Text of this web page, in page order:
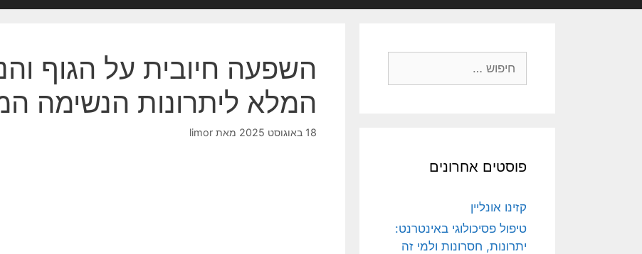
השפעה חיובית על הגוף
המלא ליתרונות הנשימה
18 באוגוסט 2025 מאת limor
פוסטים אחרונים
קזינו אונליין
טיפול פסיכולוגי באינטרנט:
יתרונות, חסרונות ולמי זה